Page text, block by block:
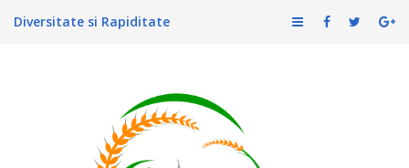
Diversitate si Rapiditate